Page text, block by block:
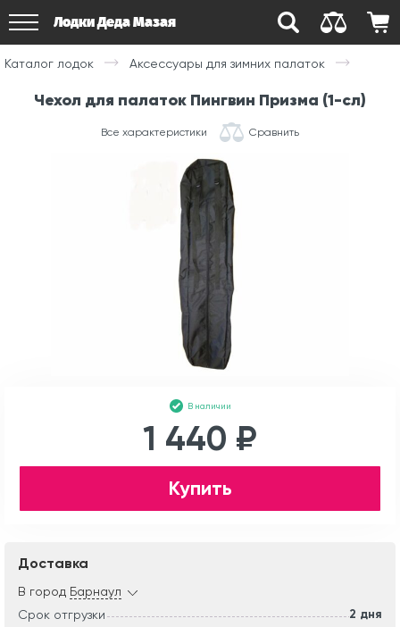
Лодки Деда Мазая
Каталог лодок Аксессуары для зимних палаток
Чехол для палаток Пингвин Призма (1-сл)
Все характеристики Сравнить
В наличии
1 440 ₽
Купить
Доставка
В город Барнаул
Срок отгрузки
2 дня